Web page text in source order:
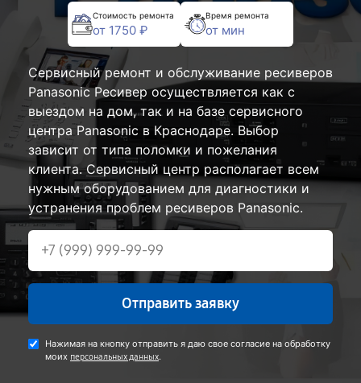
Стоимость ремонта
от 1750 ₽
Время ремонта
от мин
Сервисный ремонт и обслуживание ресиверов
Panasonic Ресивер осуществляется как с
выездом на дом, так и на базе сервисного
центра Panasonic в Краснодаре. Выбор
зависит от типа поломки и пожелания
клиента. Сервисный центр располагает всем
нужным оборудованием для диагностики и
устранения проблем ресиверов Panasonic.
Отправить заявку
Нажимая на кнопку отправить я даю свое согласие на обработку
моих персональных данных.